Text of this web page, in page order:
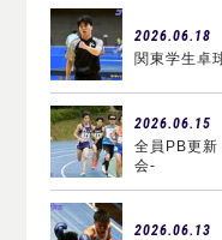
2026.06.18
関東学生卓
2026.06.15
全員PB更
会-
2026.06.13